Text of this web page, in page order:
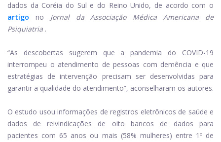
dados da Coréia do Sul e do Reino Unido, de acordo com o
artigo
no Jornal da Associação Médica Americana de
Psiquiatria .
“As descobertas sugerem que a pandemia do COVID-19
interrompeu o atendimento de pessoas com demência e que
estratégias de intervenção precisam ser desenvolvidas para
garantir a qualidade do atendimento”, aconselharam os autores.
O estudo usou informações de registros eletrônicos de saúde e
dados de reivindicações de oito bancos de dados para
pacientes com 65 anos ou mais (58% mulheres) entre 1º de